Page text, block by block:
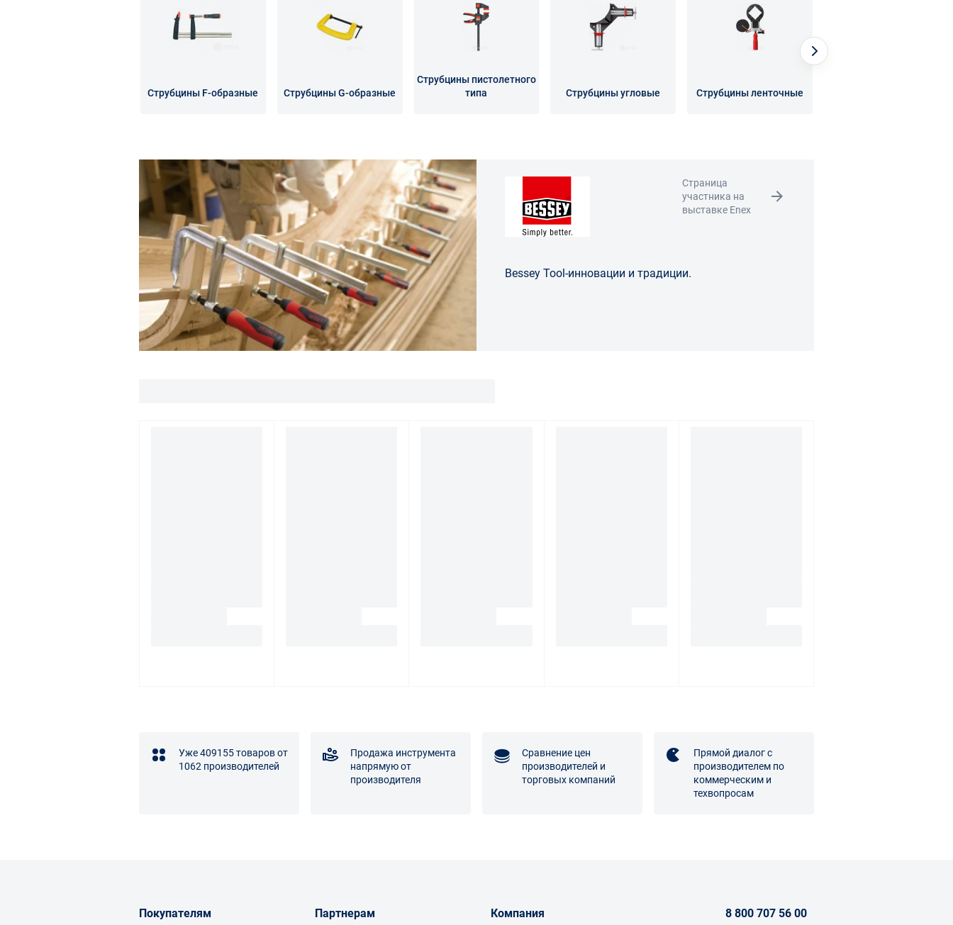
Струбцины F-образные Струбцины G-образные
Струбцины пистолетного
типа
Струбцины угловые Струбцины ленточные
Страница
участника на
выставке Enex
Bessey Tool-инновации и традиции.
Уже 409155 товаров от
1062 производителей
Продажа инструмента
напрямую от
производителя
Сравнение цен
производителей и
торговых компаний
Прямой диалог с
производителем по
коммерческим и
техвопросам
Покупателям Партнерам Компания 8 800 707 56 00